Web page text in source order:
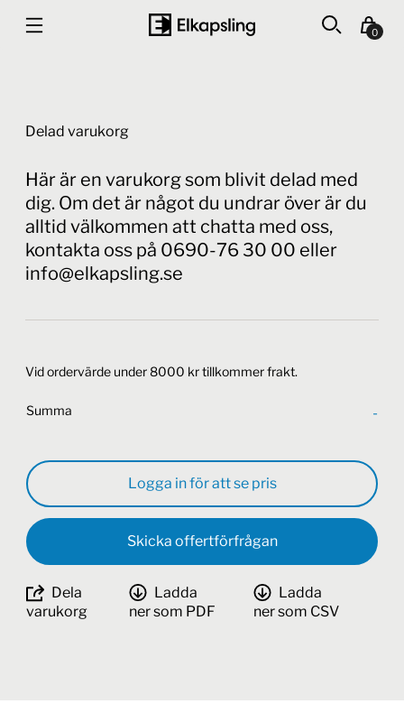
0
Delad varukorg
Här är en varukorg som blivit delad med
dig. Om det är något du undrar över är du
alltid välkommen att chatta med oss,
kontakta oss på 0690-76 30 00 eller
info@elkapsling.se
Vid ordervärde under 8000 kr tillkommer frakt.
Summa -
Logga in för att se pris
Skicka offertförfrågan
Dela
varukorg
Ladda
ner som PDF
Ladda
ner som CSV